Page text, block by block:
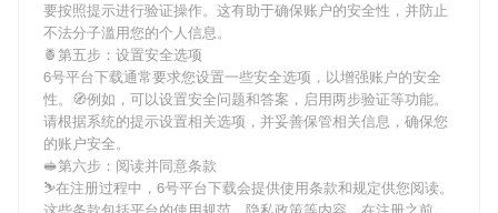
要按照提示进行验证操作。这有助于确保账户的安全性，并防止
不法分子滥用您的个人信息。
🍍第五步：设置安全选项
6号平台下载通常要求您设置一些安全选项，以增强账户的安全
性。🧭例如，可以设置安全问题和答案，启用两步验证等功能。
请根据系统的提示设置相关选项，并妥善保管相关信息，确保您
的账户安全。
🥪第六步：阅读并同意条款
⛷在注册过程中， 6号平台下载会提供使用条款和规定供您阅读。